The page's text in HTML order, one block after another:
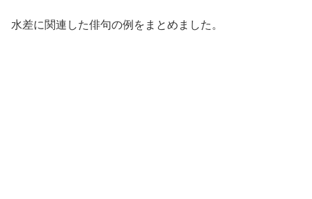
水差に関連した俳句の例をまとめました。